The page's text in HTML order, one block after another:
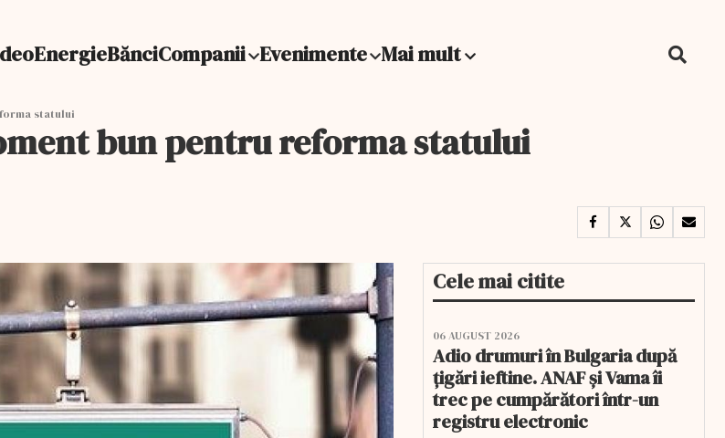
EnergieBănciCompanii Evenimente Mai mult
statului
bun pentru reforma statului
Cele mai citite
06 AUGUST 2026
Adio drumuri în Bulgaria după
țigări ieftine. ANAF și Vama îi
trec pe cumpărători într-un
registru electronic